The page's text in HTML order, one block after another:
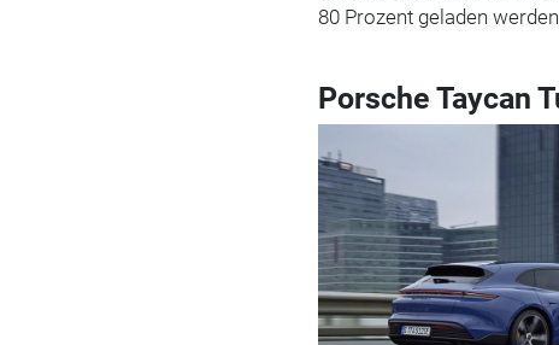
80 Prozent geladen
Porsche Taycan